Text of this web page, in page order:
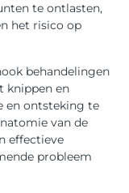
te ontlasten,
het risico op
behandelingen
knippen en
en ontsteking te
van de
effectieve
probleem